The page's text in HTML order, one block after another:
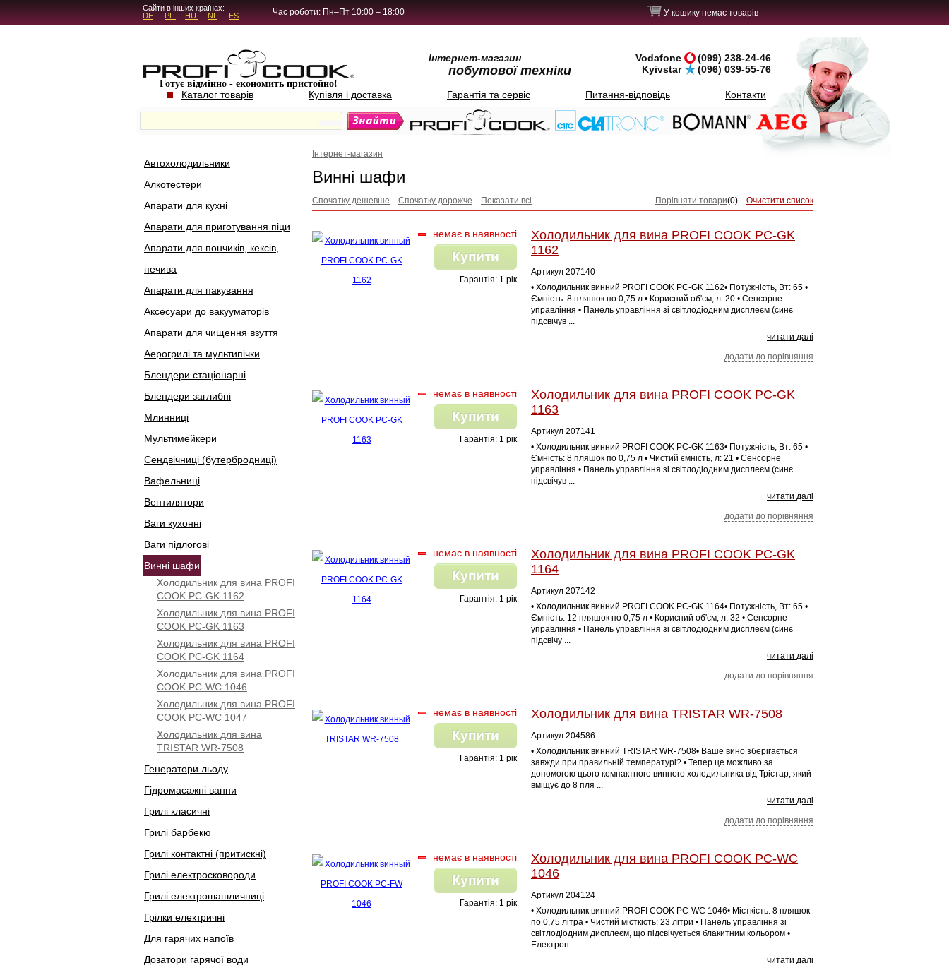
Сайти в інших країнах:
DE
PL HU NL ES Час роботи: Пн–Пт 10:00 – 18:00 У кошику немає товарів
Готує відмінно - економить пристойно!
Інтернет-магазин
побутової техніки
Vodafone
(099) 238-24-46
Kyivstar
(096) 039-55-76
Каталог товарів Купівля і доставка Гарантія та сервіс Питання-відповідь Контакти
Автохолодильники
Алкотестери
Апарати для кухні
Апарати для приготування піци
Апарати для пончиків, кексів,
печива
Апарати для пакування
Аксесуари до вакууматорів
Апарати для чищення взуття
Аерогрилі та мультипічки
Блендери стаціонарні
Блендери заглибні
Млинниці
Мультимейкери
Сендвічниці (бутербродниці)
Вафельниці
Вентилятори
Ваги кухонні
Ваги підлогові
Винні шафи
Холодильник для вина PROFI
COOK PC-GK 1162
Холодильник для вина PROFI
COOK PC-GK 1163
Холодильник для вина PROFI
COOK PC-GK 1164
Холодильник для вина PROFI
COOK PC-WC 1046
Холодильник для вина PROFI
COOK PC-WC 1047
Холодильник для вина
TRISTAR WR-7508
Генератори льоду
Гідромасажні ванни
Грилі класичні
Грилі барбекю
Грилі контактні (притискні)
Грилі електросковороди
Грилі електрошашличниці
Грілки електричні
Для гарячих напоїв
Дозатори гарячої води
Інтернет-магазин
Винні шафи
Спочатку дешевше Спочатку дорожче Показати всі Очистити список
Порівняти товари(0)
немає в наявності
Купити
Гарантія: 1 рік
Холодильник для вина PROFI COOK PC-GK
1162
Артикул 207140
• Холодильник винний PROFI COOK PC-GK 1162• Потужність, Вт: 65 •
Ємність: 8 пляшок по 0,75 л • Корисний об'єм, л: 20 • Сенсорне
управління • Панель управління зі світлодіодним дисплеєм (синє
підсвічув ...
читати далі
додати до порівняння
немає в наявності
Купити
Гарантія: 1 рік
Холодильник для вина PROFI COOK PC-GK
1163
Артикул 207141
• Холодильник винний PROFI COOK PC-GK 1163• Потужність, Вт: 65 •
Ємність: 8 пляшок по 0,75 л • Чистий ємність, л: 21 • Сенсорне
управління • Панель управління зі світлодіодним дисплеєм (синє
підсвічув ...
читати далі
додати до порівняння
немає в наявності
Купити
Гарантія: 1 рік
Холодильник для вина PROFI COOK PC-GK
1164
Артикул 207142
• Холодильник винний PROFI COOK PC-GK 1164• Потужність, Вт: 65 •
Ємність: 12 пляшок по 0,75 л • Корисний об'єм, л: 32 • Сенсорне
управління • Панель управління зі світлодіодним дисплеєм (синє
підсвічу ...
читати далі
додати до порівняння
немає в наявності
Купити
Гарантія: 1 рік
Холодильник для вина TRISTAR WR-7508
Артикул 204586
• Холодильник винний TRISTAR WR-7508• Ваше вино зберігається
завжди при правильній температурі? • Тепер це можливо за
допомогою цього компактного винного холодильника від Трістар, який
вміщує до 8 пля ...
читати далі
додати до порівняння
немає в наявності
Купити
Гарантія: 1 рік
Холодильник для вина PROFI COOK PC-WC
1046
Артикул 204124
• Холодильник винний PROFI COOK PC-WC 1046• Місткість: 8 пляшок
по 0,75 літра • Чистий місткість: 23 літри • Панель управління зі
світлодіодним дисплеєм, що підсвічується блакитним кольором •
Електрон ...
читати далі